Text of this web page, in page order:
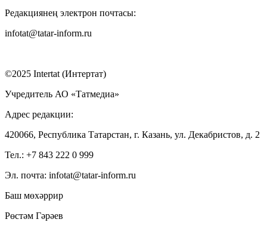
Редакциянең электрон почтасы:
infotat@tatar-inform.ru
©2025 Intertat (Интертат)
Учредитель АО «Татмедиа»
Адрес редакции:
420066, Республика Татарстан, г. Казань, ул. Декабристов, д. 2
Тел.: +7 843 222 0 999
Эл. почта: infotat@tatar-inform.ru
Баш мөхәррир
Рөстәм Гәрәев